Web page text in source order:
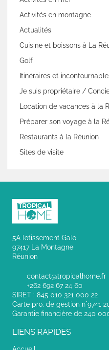
Activités en montagne
Actualités
Cuisine et boissons à La
Golf
Itinéraires et
Je suis propriétaire /
Location de vacances à la
Préparer son voyage à la
Restaurants à la Réunion
Sites de visite
5A lotissement Galo
97417 La Montagne
Réunion
contact@tropicalhome.fr
+262 692 67 24 60
SIRET : 845 010 321 000 22
Carte pro. de gestion n°9741
Garantie financière de 240
LIENS RAPIDES